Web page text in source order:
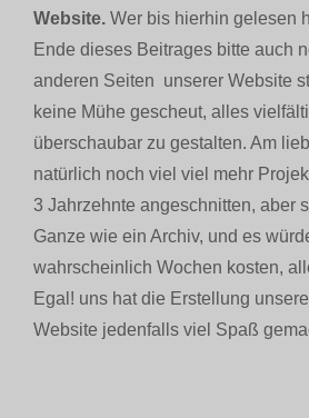
Website. Wer bis hierhin gelesen
Ende dieses Beitrages bitte auch
anderen Seiten unserer Website
keine Mühe gescheut, alles
überschaubar zu gestalten. Am
natürlich noch viel viel mehr
3 Jahrzehnte angeschnitten, aber
Ganze wie ein Archiv, und es
wahrscheinlich Wochen kosten,
Egal! uns hat die Erstellung
Website jedenfalls viel Spaß